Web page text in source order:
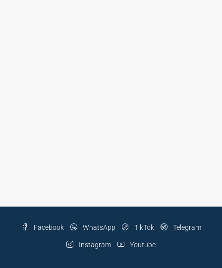
Facebook WhatsApp TikTok Telegram
Instagram Youtube